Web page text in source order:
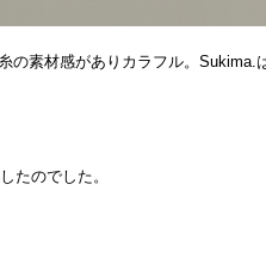
素材感がありカラフル。Sukima.
たのでした。